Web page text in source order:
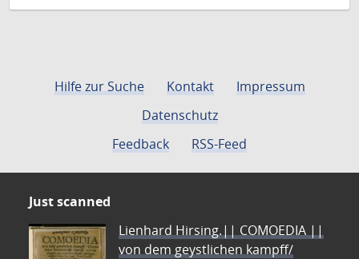
Hilfe zur Suche Kontakt
Impressum
Datenschutz
Feedback
RSS-Feed
Just scanned
Lienhard Hirsing.|| COMOEDIA ||
von dem geystlichen kampff/